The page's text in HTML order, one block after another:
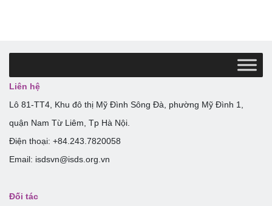
Liên hệ
Lô 81-TT4, Khu đô thị Mỹ Đình Sông Đà, phường Mỹ Đình 1,
quận Nam Từ Liêm, Tp Hà Nội.
Điện thoại: +84.243.7820058
Email: isdsvn@isds.org.vn
Đối tác